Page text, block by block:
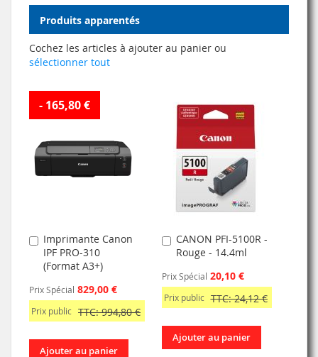
Produits apparentés
Cochez les articles à ajouter au panier ou
sélectionner tout
- 165,80 €
Imprimante Canon
IPF PRO-310
(Format A3+)
Prix Spécial 829,00 €
Prix public TTC: 994,80 €
Ajouter
au
panier
Ajouter au panier
CANON PFI-5100R -
Rouge - 14.4ml
Prix Spécial 20,10 €
Prix public TTC: 24,12 €
Ajouter
au
Ajouter au panier